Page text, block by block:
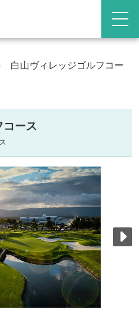
白山ヴィレッジゴルフコー
ース